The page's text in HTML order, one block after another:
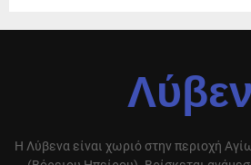
Η Λύβενα είναι χωριό στην περιοχή